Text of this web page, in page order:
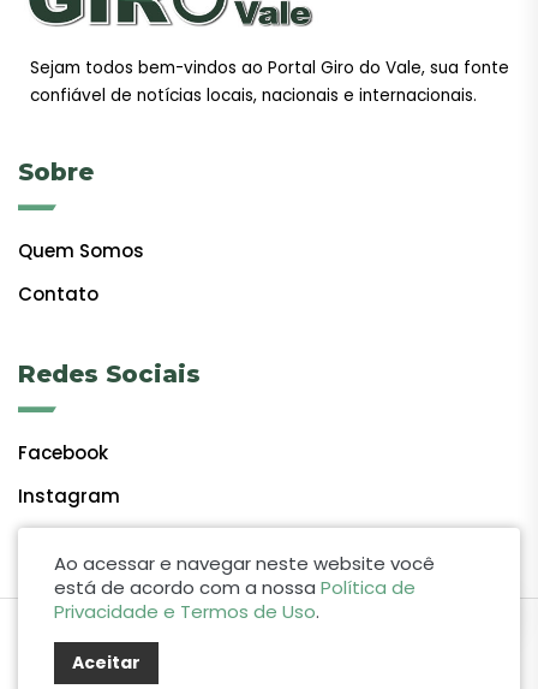
Sejam todos bem-vindos ao Portal Giro do Vale, sua fonte
confiável de notícias locais, nacionais e internacionais.
Sobre
Quem Somos
Contato
Redes Sociais
Facebook
Instagram
© 2024 Giro do Vale. Todos os direitos reservados.
Ao acessar e navegar neste website você
está de acordo com a nossa Política de
Privacidade e Termos de Uso.
Aceitar